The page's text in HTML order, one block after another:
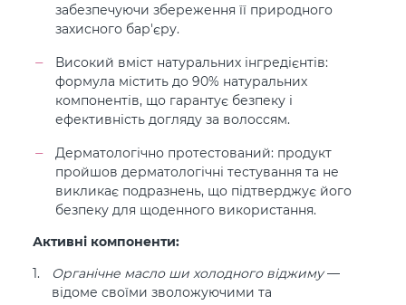
забезпечуючи збереження її природного
захисного бар'єру.
Високий вміст натуральних інгредієнтів:
формула містить до 90% натуральних
компонентів, що гарантує безпеку і
ефективність догляду за волоссям.
Дерматологічно протестований: продукт
пройшов дерматологічні тестування та не
викликає подразнень, що підтверджує його
безпеку для щоденного використання.
Активні компоненти:
Органічне масло ши холодного віджиму—
відоме своїми зволожуючими та